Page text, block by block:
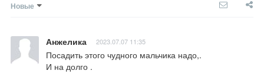
Новые
Анжелика 2023.07.07 11:35
Посадить этого чудного мальчика надо,.
И на долго .